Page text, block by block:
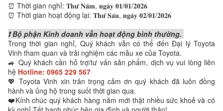
⏰ Thời gian nghỉ: 𝐓𝐡𝐮̛́ 𝐍𝐚̆𝐦, 𝐧𝐠𝐚̀𝐲 𝟎𝟏/𝟎𝟏/𝟐𝟎𝟐𝟔
⏰ Thời gian hoạt động lại: 𝐓𝐡𝐮̛́ 𝐒𝐚́𝐮, 𝐧𝐠𝐚̀𝐲 𝟎𝟐/𝟎𝟏/𝟐𝟎𝟐𝟔
❗ Bộ phận Kinh doanh vẫn hoạt động bình thường.
Trong thời gian nghỉ, Quý khách vẫn có thể đến Đại lý Toyota
Vinh tham quan và trải nghiệm các mẫu xe của Toyota.
🚙 Quý khách cần hỗ trợ/tư vấn sản phẩm, dịch vụ vui lòng liên
hệ Hotline: 0965 229 567
💖 Toyota Vinh xin trân trọng cảm ơn quý khách đã luôn đồng
hành và ủng hộ trong suốt thời gian qua.
❤️Kính chúc quý khách hàng năm mới thật nhiều sức khoẻ và có